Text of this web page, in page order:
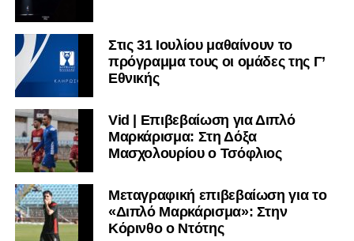
Facebook
μαθαίνετε σε χρόνο dt όλα τα νέα.
Στις 31 Ιουλίου μαθαίνουν το
πρόγραμμα τους οι ομάδες της Γ’
Εθνικής
Vid | Επιβεβαίωση για Διπλό
Μαρκάρισμα: Στη Δόξα
Μασχολουρίου ο Τσόφλιος
Μεταγραφική επιβεβαίωση για το
«Διπλό Μαρκάρισμα»: Στην
Κόρινθο ο Ντότης